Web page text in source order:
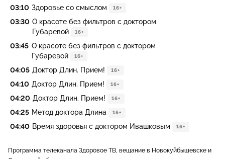
03:10 Здоровье со смыслом 16+
03:30 О красоте без фильтров с доктором
Губаревой
16+
03:45 О красоте без фильтров с доктором
Губаревой
16+
04:05 Доктор Длин. Прием! 16+
04:10 Доктор Длин. Прием! 16+
04:20 Доктор Длин. Прием! 16+
04:25 Метод доктора Длина 16+
04:40 Время здоровья с доктором Ивашковым 16+
Программа телеканала Здоровое ТВ, вещание в Новокуйбышевске и